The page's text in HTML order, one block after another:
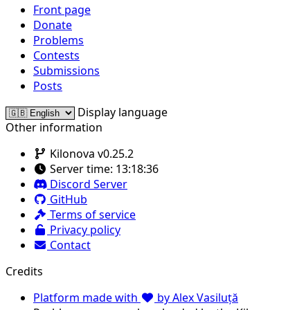
Front page
Donate
Problems
Contests
Submissions
Posts
Display language
Other information
Kilonova v0.25.2
Server time: 13:18:36
Discord Server
GitHub
Terms of service
Privacy policy
Contact
Credits
Platform made with
by Alex Vasiluță